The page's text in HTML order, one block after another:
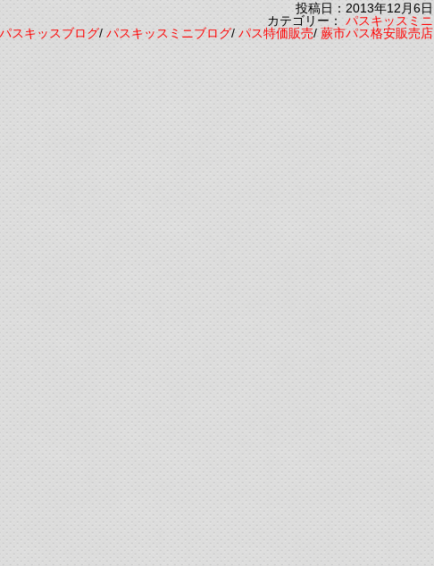
投稿日：2013年12月6日
カテゴリー：パスキッスミニ
パスキッスブログ/パスキッスミニブログ/パス特価販売/蕨市パス格安販売店